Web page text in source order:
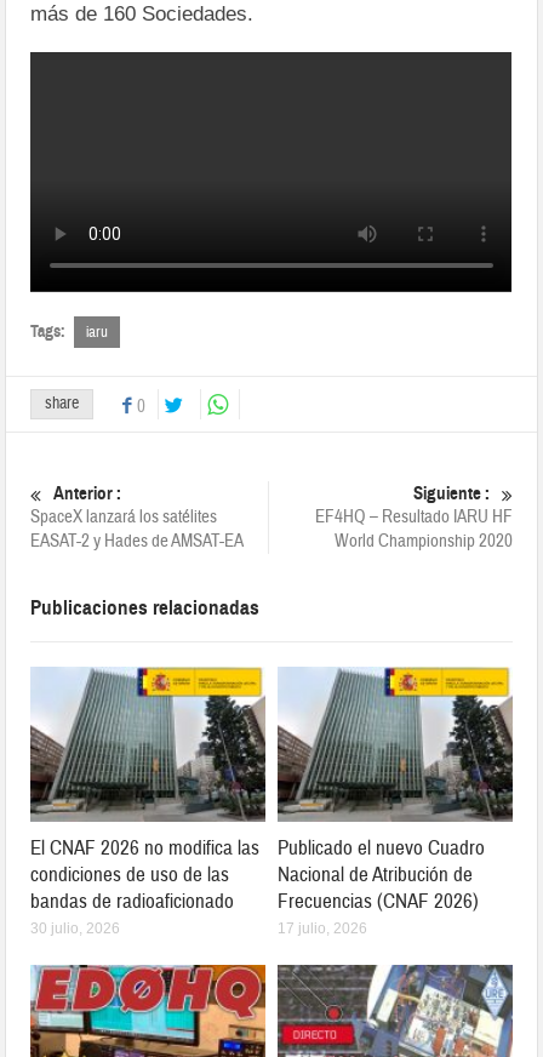
más de 160 Sociedades.
Tags: iaru
share 0
Anterior :
SpaceX lanzará los satélites
EASAT-2 y Hades de AMSAT-EA
Siguiente :
EF4HQ – Resultado IARU HF
World Championship 2020
Publicaciones relacionadas
El CNAF 2026 no modifica las
condiciones de uso de las
bandas de radioaficionado
30 julio, 2026
Publicado el nuevo Cuadro
Nacional de Atribución de
Frecuencias (CNAF 2026)
17 julio, 2026